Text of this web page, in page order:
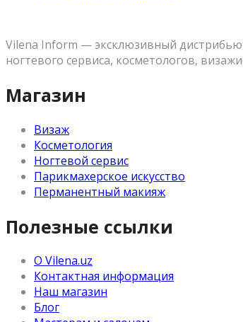
Vilena Inform — эксклюзивный
ногтевого сервиса, косметологов,
Магазин
Визаж
Косметология
Ногтевой сервис
Парикмахерское искусство
Перманентный макияж
Полезные ссылки
О Vilena.uz
Контактная информация
Наш магазин
Блог